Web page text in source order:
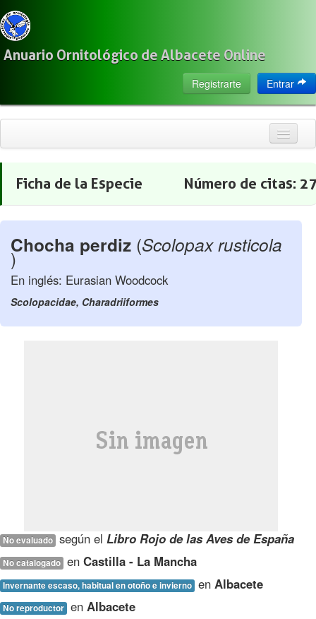
Anuario Ornitológico de Albacete Online
Entrar
Registrarte
Citas
Localización
Acerca de
Ficha de la Especie Número de citas:
Chocha perdiz (Scolopax rusticola
)
En inglés: Eurasian Woodcock
Scolopacidae, Charadriiformes
No evaluado según el Libro Rojo de las Aves de España
No catalogado en Castilla - La Mancha
Invernante escaso, habitual en otoño e invierno en Albacete
No reproductor en Albacete